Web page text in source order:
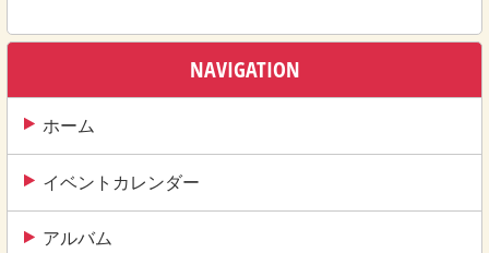
NAVIGATION
ホーム
イベントカレンダー
アルバム
ビ
ー
シ
ョ
ン